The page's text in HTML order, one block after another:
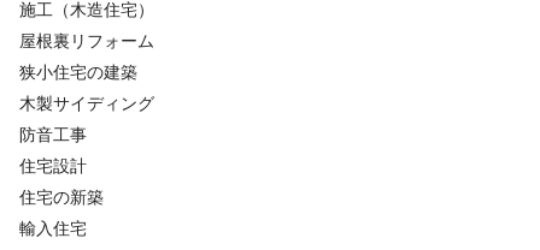
施工（木造住宅）
屋根裏リフォーム
狭小住宅の建築
木製サイディング
防音工事
住宅設計
住宅の新築
輸入住宅